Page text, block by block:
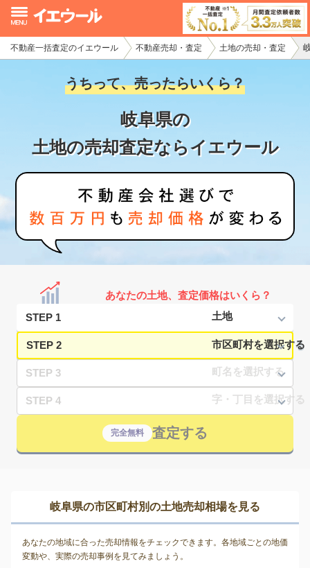
不動産一括査定のイエウール 不動産売却・査定 土地の売却・査定
うちって、売ったらいくら？
岐阜県の
土地の売却査定ならイエウール
あなたの土地、査定価格はいくら？
STEP 1
STEP 2
STEP 3
STEP 4
完全無料 査定する
岐阜県の市区町村別の土地売却相場を見る
あなたの地域に合った売却情報をチェックできます。各地域ごとの地価
変動や、実際の売却事例を見てみましょう。
イエウール加盟希望の不動産会社様
初めての方へ
不動産の売却・一括査定
家査定シミュレーター
お問い合わせ